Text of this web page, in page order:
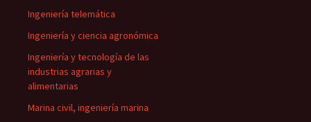
Ingeniería telemática
Ingeniería y ciencia agronómica
Ingeniería y tecnología de las
industrias agrarias y
alimentarias
Marina civil, ingeniería marina